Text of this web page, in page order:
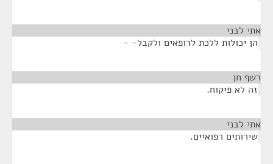
אתי לבני
הן יכולות ללכת לרופאים ולקבל- -
רשף חן
זה לא פיקוח.
אתי לבני
שירותים רפואיים.